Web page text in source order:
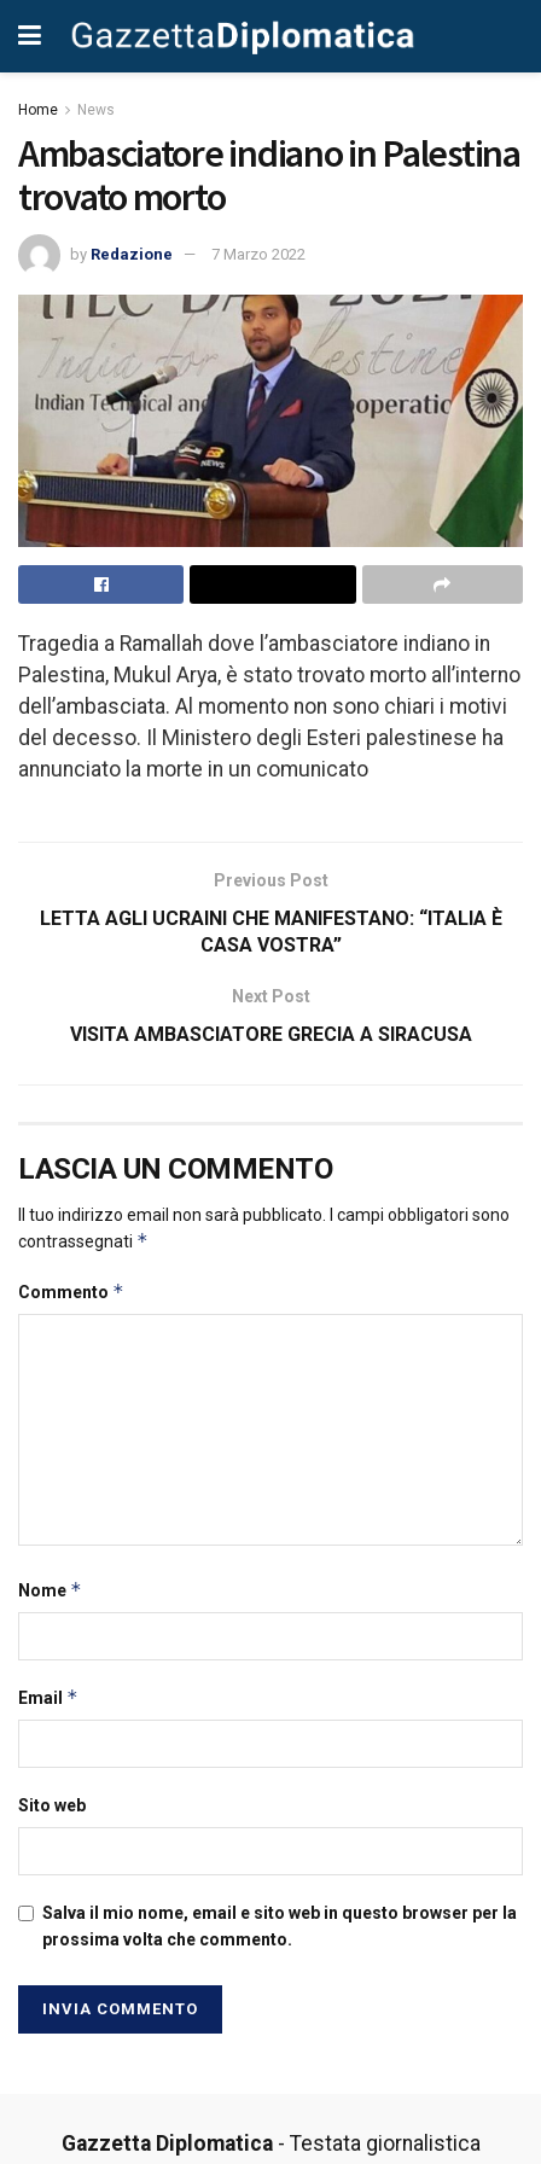
Home News
Ambasciatore indiano in Palestina
trovato morto
by Redazione 7 Marzo 2022
Tragedia a Ramallah dove l’ambasciatore indiano in
Palestina, Mukul Arya, è stato trovato morto all’interno
dell’ambasciata. Al momento non sono chiari i motivi
del decesso. Il Ministero degli Esteri palestinese ha
annunciato la morte in un comunicato
Previous Post
LETTA AGLI UCRAINI CHE MANIFESTANO: “ITALIA È
CASA VOSTRA”
Next Post
VISITA AMBASCIATORE GRECIA A SIRACUSA
LASCIA UN COMMENTO
Il tuo indirizzo email non sarà pubblicato.
I campi obbligatori sono
contrassegnati *
Commento *
Nome *
Email *
Sito web
Salva il mio nome, email e sito web in questo browser per la
prossima volta che commento.
Gazzetta Diplomatica- Testata giornalistica